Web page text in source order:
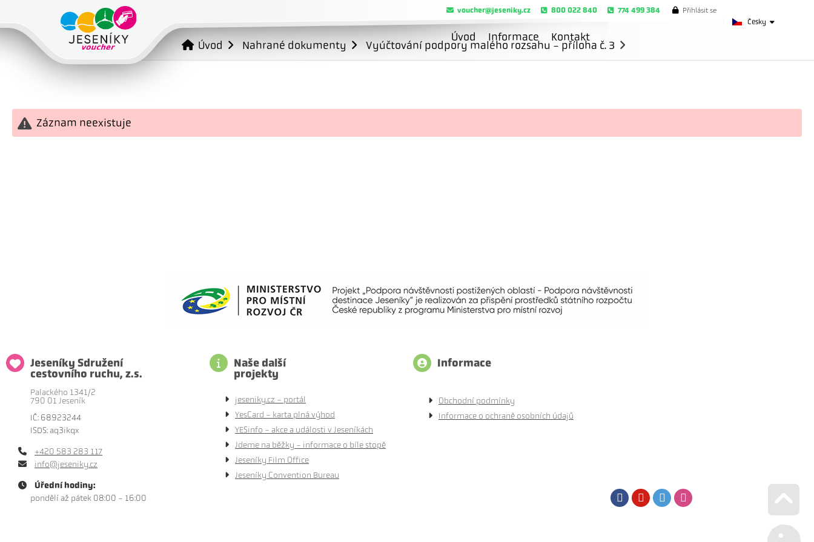
Česky
voucher@jeseniky.cz 800 022 840 774 499 384 Přihlásit se
Úvod Informace Kontakt
Úvod Nahrané dokumenty Vyúčtování podpory malého rozsahu - příloha č. 3
Záznam neexistuje
Jeseníky Sdružení
cestovního ruchu, z.s.
Palackého 1341/2
790 01 Jeseník
IČ: 68923244
ISDS: aq3ikqx
+420 583 283 117
info@jeseniky.cz
Úřední hodiny:
pondělí až pátek 08:00 - 16:00
Naše další
projekty
jeseniky.cz - portál
YesCard - karta plná výhod
YESinfo - akce a události v Jeseníkách
Jdeme na běžky - informace o bíle stopě
Jeseníky Film Office
Jeseníky Convention Bureau
Informace
Obchodní podmínky
Informace o ochraně osobních údajů
FacebookYoutubeTwitter
Go